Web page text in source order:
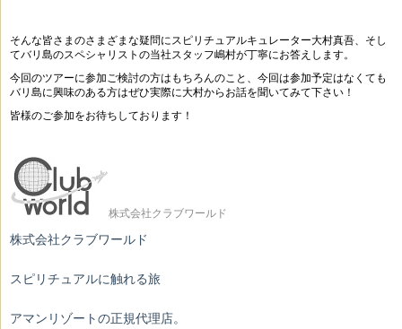
そんな皆さまのさまざまな疑問にスピリチュアルキュレーター大村真吾、 そし
てバリ島のスペシャリストの当社スタッフ嶋村が丁寧にお答えします。
今回のツアーに参加ご検討の方はもちろんのこと、 今回は参加予定はなくても
バリ島に興味のある方はぜひ実際に大村からお話を聞いてみて下さい！
皆様のご参加をお待ちしております！
株式会社クラブワールド
株式会社クラブワールド
スピリチュアルに触れる旅
アマンリゾートの正規代理店。